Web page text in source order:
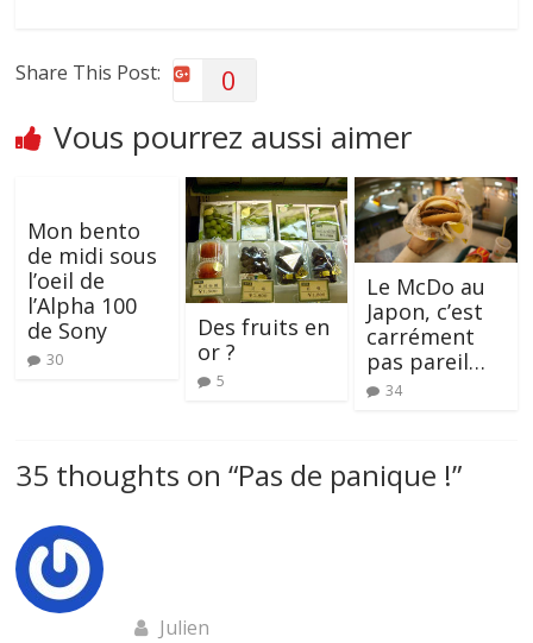
Share This Post: 0
Vous pourrez aussi aimer
Mon bento
de midi sous
l’oeil de
l’Alpha 100
de Sony
30
Des fruits en
or ?
5
Le McDo au
Japon, c’est
carrément
pas pareil…
34
35 thoughts on “Pas de panique !”
Julien